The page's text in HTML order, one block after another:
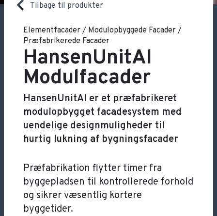
Tilbage til produkter
Elementfacader / Modulopbyggede Facader /
Præfabrikerede Facader
HansenUnitAl
Modulfacader
HansenUnitAl er et præfabrikeret
modulopbygget facadesystem med
uendelige designmuligheder til
hurtig lukning af bygningsfacader
Præfabrikation flytter timer fra
byggepladsen til kontrollerede forhold
og sikrer væsentlig kortere
byggetider.